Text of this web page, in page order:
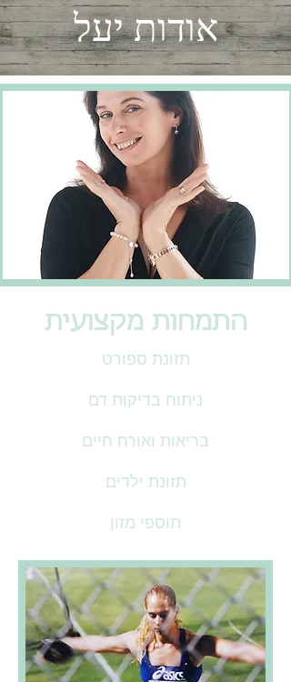
אודות יעל
התמחות מקצועית
תזונת ספורט
ניתוח בדיקות דם
בריאות ואורח חיים
תזונת ילדים
תוספי מזון